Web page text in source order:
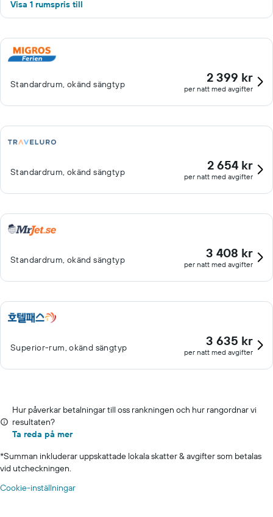
Visa 1 rumspris till
Standardrum, okänd sängtyp 2 399 kr
per natt med avgifter
Standardrum, okänd sängtyp 2 654 kr
per natt med avgifter
Standardrum, okänd sängtyp 3 408 kr
per natt med avgifter
Superior-rum, okänd sängtyp 3 635 kr
per natt med avgifter
Hur påverkar betalningar till oss rankningen och hur rangordnar vi
resultaten?
Ta reda på mer
*Summan inkluderar uppskattade lokala skatter & avgifter som betalas
vid utcheckningen.
Cookie-inställningar